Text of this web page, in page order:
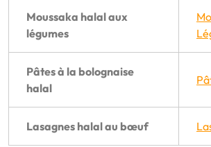
Moussaka halal aux
légumes
Pâtes à la bolognaise
halal
Lasagnes halal au bœuf